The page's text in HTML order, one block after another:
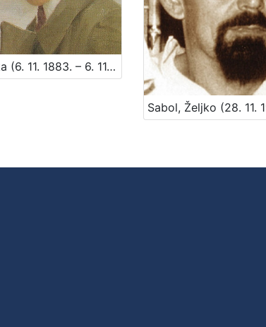
Rojc, Nasta (6. 11. 1883. – 6. 11. 1964.)